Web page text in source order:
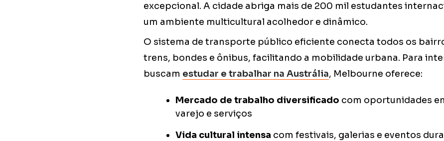
excepcional. A cidade abriga mais de 200 mil estudantes
um ambiente multicultural acolhedor e dinâmico.
O sistema de transporte público eficiente conecta todos os
trens, bondes e ônibus, facilitando a mobilidade urbana. Para
buscam estudar e trabalhar na Austrália, Melbourne oferece:
Mercado de trabalho diversificado com oportunidades
varejo e serviços
Vida cultural intensa com festivais, galerias e eventos